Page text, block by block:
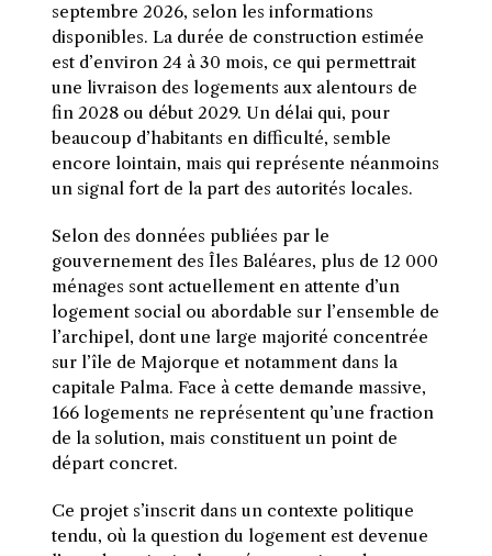
septembre 2026, selon les informations
disponibles. La durée de construction estimée
est d’environ 24 à 30 mois, ce qui permettrait
une livraison des logements aux alentours de
fin 2028 ou début 2029. Un délai qui, pour
beaucoup d’habitants en difficulté, semble
encore lointain, mais qui représente néanmoins
un signal fort de la part des autorités locales.
Selon des données publiées par le
gouvernement des Îles Baléares, plus de 12 000
ménages sont actuellement en attente d’un
logement social ou abordable sur l’ensemble de
l’archipel, dont une large majorité concentrée
sur l’île de Majorque et notamment dans la
capitale Palma. Face à cette demande massive,
166 logements ne représentent qu’une fraction
de la solution, mais constituent un point de
départ concret.
Ce projet s’inscrit dans un contexte politique
tendu, où la question du logement est devenue